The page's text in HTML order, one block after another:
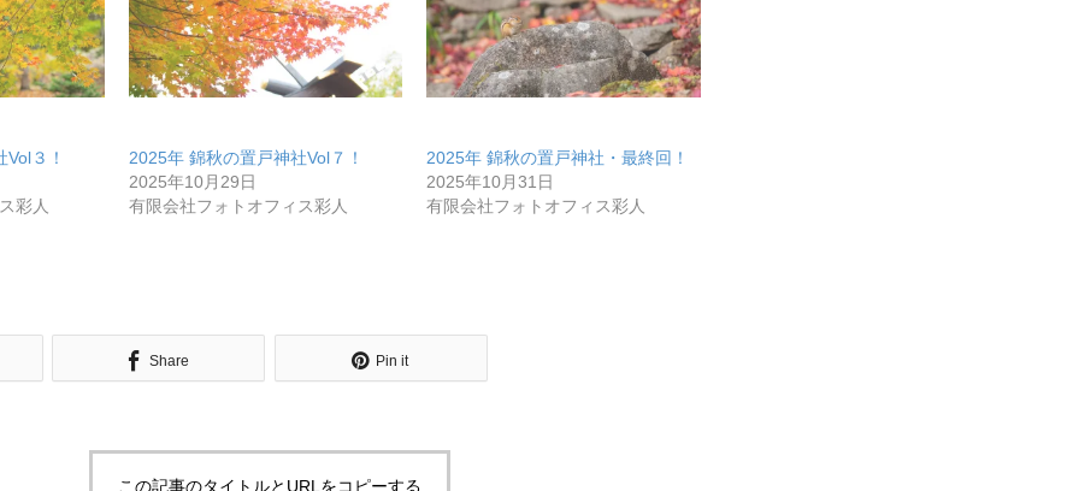
３！
彩人
2025年 錦秋の置戸神社Vol７！
2025年10月29日
有限会社フォトオフィス彩人
2025年 錦秋の置戸神社・最終回！
2025年10月31日
有限会社フォトオフィス彩人
Share Pin it
この記事のタイトルとURLをコピーする